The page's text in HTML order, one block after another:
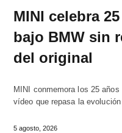
MINI celebra
bajo BMW sin
del original
MINI conmemora los 25
vídeo que repasa la
5 agosto, 2026